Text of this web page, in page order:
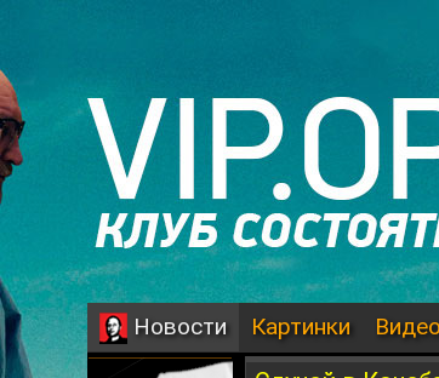
Новости Картинки Видео